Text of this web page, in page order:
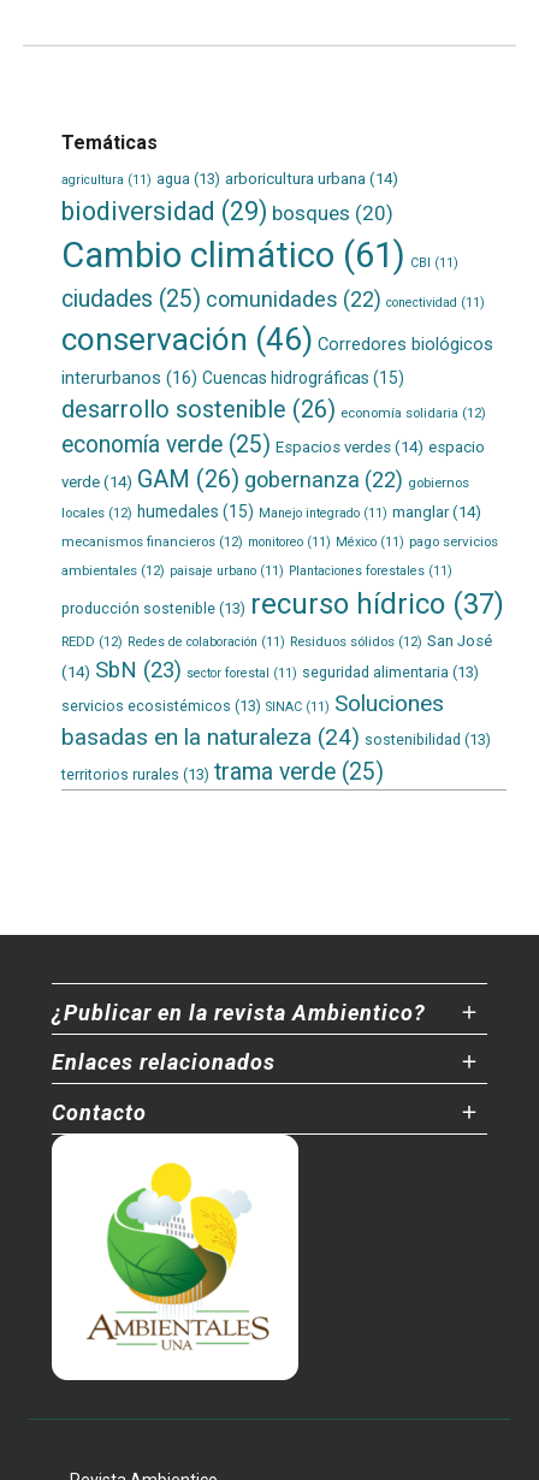
Temáticas
agricultura (11) agua (13) arboricultura urbana(14)
biodiversidad (29) bosques (20)
Cambio climático (61) CBI (11)
ciudades (25) comunidades (22) conectividad (11)
conservación (46) Corredores biológicos
interurbanos (16) Cuencas hidrográficas (15)
desarrollo sostenible (26) economía solidaria (12)
economía verde(25) Espacios verdes(14) espacio
verde(14) GAM (26) gobernanza (22) gobiernos
locales(12) humedales (15) Manejo integrado(11) manglar(14)
mecanismos financieros(12) monitoreo(11) México(11) pago servicios
ambientales(12) paisaje urbano(11) Plantaciones forestales(11)
producción sostenible(13) recurso hídrico(37)
REDD (12) Redes de colaboración (11) Residuos sólidos(12) San José
(14) SbN (23) sector forestal (11) seguridad alimentaria (13)
servicios ecosistémicos (13) SINAC(11) Soluciones
basadas en la naturaleza (24) sostenibilidad (13)
territorios rurales (13) trama verde(25)
¿Publicar en la revista Ambientico?
Enlaces relacionados
Contacto